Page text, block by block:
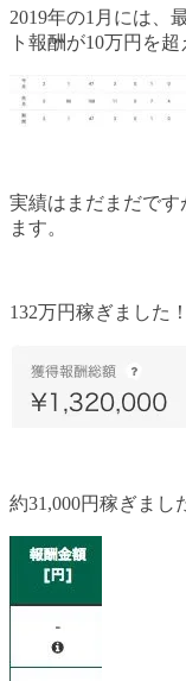
2019年の1月には、
ト報酬が10万円を超
実績はまだまだです
ます。
132万円稼ぎました！
約31,000円稼ぎまし